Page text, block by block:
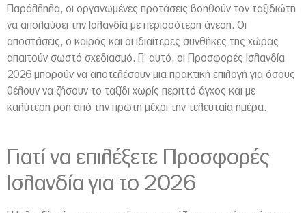
Παράλληλα, οι οργανωμένες προτάσεις βοηθούν τον ταξιδιώτη
να απολαύσει την Ισλανδία με περισσότερη άνεση. Οι
αποστάσεις, ο καιρός και οι ιδιαίτερες συνθήκες της χώρας
απαιτούν σωστό σχεδιασμό. Γι’ αυτό, οι Προσφορές Ισλανδία
2026 μπορούν να αποτελέσουν μια πρακτική επιλογή για όσους
θέλουν να ζήσουν το ταξίδι χωρίς περιττό άγχος και με
καλύτερη ροή από την πρώτη μέχρι την τελευταία ημέρα.
Γιατί να επιλέξετε Προσφορές
Ισλανδία για το 2026